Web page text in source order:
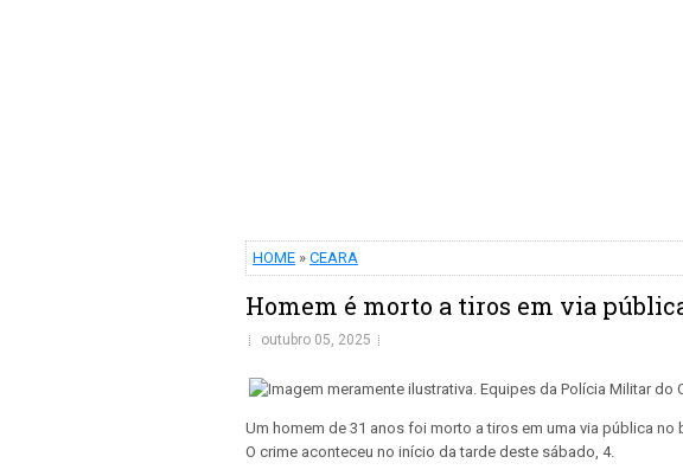
HOME » CEARA
Homem é morto a tiros em via
outubro 05, 2025
Um homem de 31 anos foi morto a tiros em uma via pública no
O crime aconteceu no início da tarde deste sábado, 4.